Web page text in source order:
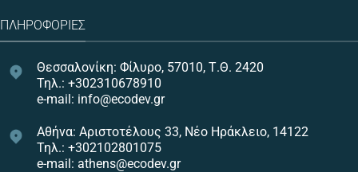
ΠΛΗΡΟΦΟΡΊΕΣ
Θεσσαλονίκη: Φίλυρο, 57010, Τ.Θ. 2420
Τηλ.: +302310678910
e-mail: info@ecodev.gr
Αθήνα: Αριστοτέλους 33, Νέο Ηράκλειο, 14122
Τηλ.: +302102801075
e-mail: athens@ecodev.gr